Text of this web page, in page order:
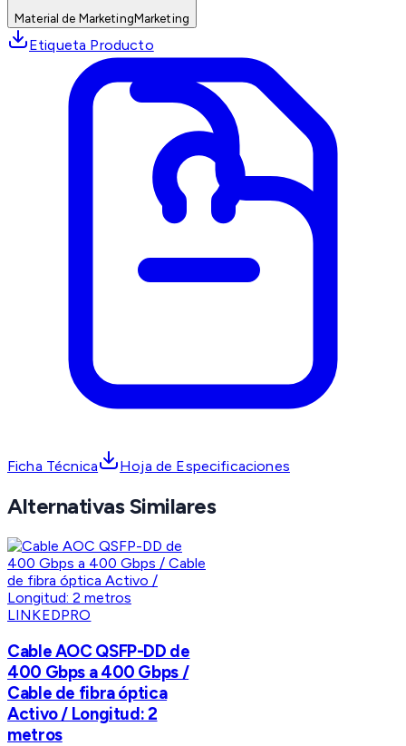
Material de MarketingMarketing
Etiqueta Producto
Ficha Técnica Hoja de Especificaciones
Alternativas Similares
LINKEDPRO
Cable AOC QSFP-DD de
400 Gbps a 400 Gbps /
Cable de fibra óptica
Activo / Longitud: 2
metros